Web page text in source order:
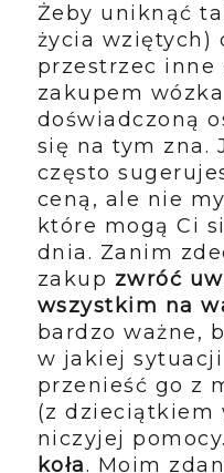
Żeby uniknąć
życia wziętych)
przestrzec inne
zakupem
doświadczoną
się na tym zna.
często
ceną, ale nie
które mogą Ci
dnia. Zanim
zakup zwróć
wszystkim na
bardzo ważne,
w jakiej sytuacji
przenieść go z
(z dzieciątkiem
niczyjej
koła. Moim